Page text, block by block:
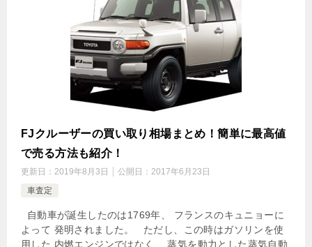
FJクルーザーの買い取り相場まとめ！簡単に最高値
で売る方法も紹介！
更新日： 2019年8月3日 公開日： 2017年6月23日
車査定
自動車が誕生したのは1769年、 フランスのキュニョーに
よって 発明されました。 ただし、この時はガソリンを使
用した 内燃エンジンではなく、 蒸気を動力とした蒸気自動